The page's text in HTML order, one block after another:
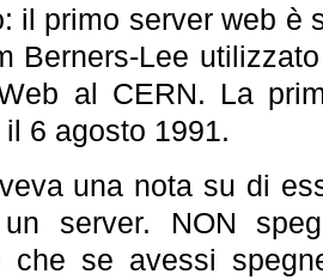
il primo server web è
Berners-Lee
al CERN. La
6 agosto 1991.
una nota su di
server.
NON
che se avessi